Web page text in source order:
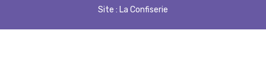
Site : La Confiserie